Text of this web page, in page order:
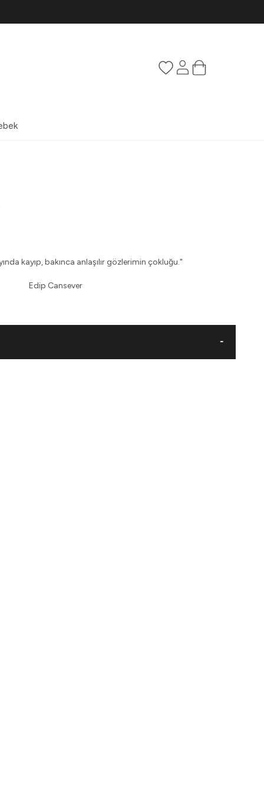
Favorilerim
HesabımSepetim
kayıp, bakınca anlaşılır gözlerimin çokluğu."
Edip Cansever